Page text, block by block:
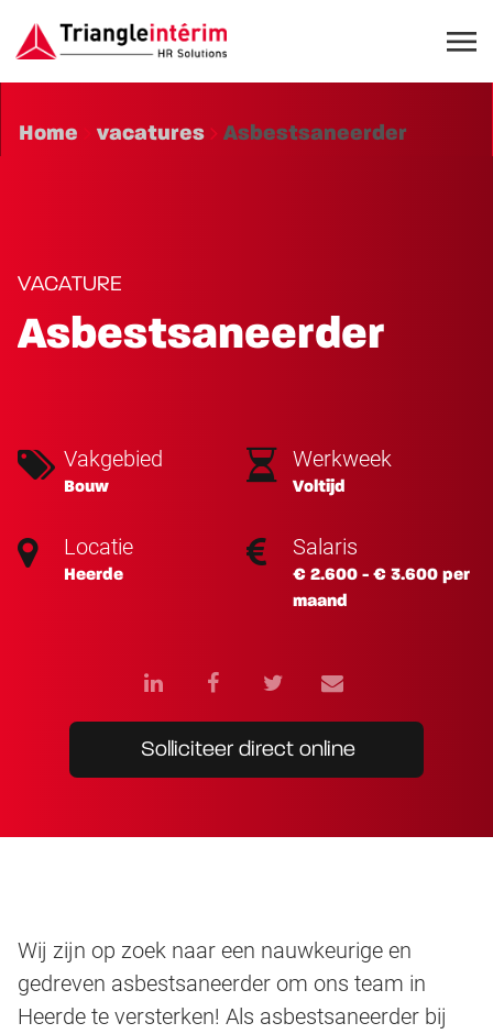
Home vacatures Asbestsaneerder
VACATURE
Asbestsaneerder
Vakgebied
Bouw
Werkweek
Voltijd
Locatie
Heerde
Salaris
€ 2.600 - € 3.600 per
maand
Solliciteer direct online
Wij zijn op zoek naar een nauwkeurige en
gedreven asbestsaneerder om ons team in
Heerde te versterken! Als asbestsaneerder bij